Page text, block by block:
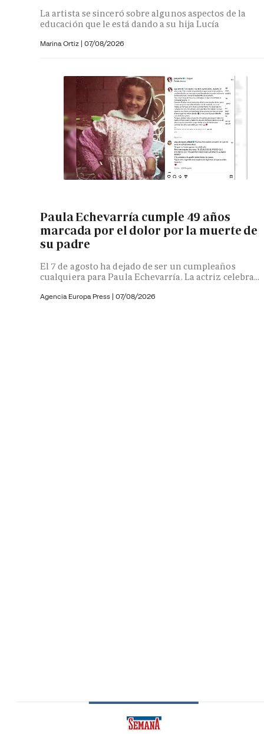
La artista se sinceró sobre algunos aspectos de la
educación que le está dando a su hija Lucía
Marina Ortiz | 07/08/2026
Paula Echevarría cumple 49 años
marcada por el dolor por la muerte de
su padre
El 7 de agosto ha dejado de ser un cumpleaños
cualquiera para Paula Echevarría. La actriz celebra...
Agencia Europa Press | 07/08/2026